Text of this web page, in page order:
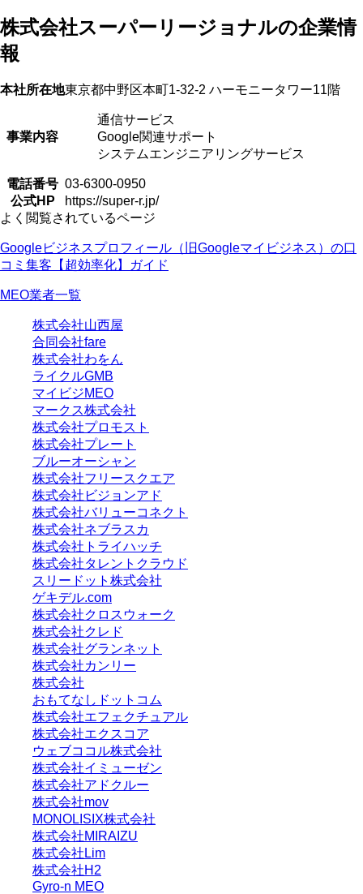
株式会社スーパーリージョナルの企業情
報
本社所在地東京都中野区本町1-32-2 ハーモニータワー11階
事業内容
通信サービス
Google関連サポート
システムエンジニアリングサービス
電話番号 03-6300-0950
公式HP
https://super-r.jp/
よく閲覧されているページ
Googleビジネスプロフィール（旧Googleマイビジネス）の口
コミ集客【超効率化】ガイド
MEO業者一覧
株式会社山西屋
合同会社fare
株式会社わをん
ライクルGMB
マイビジMEO
マークス株式会社
株式会社プロモスト
株式会社プレート
ブルーオーシャン
株式会社フリースクエア
株式会社ビジョンアド
株式会社バリューコネクト
株式会社ネブラスカ
株式会社トライハッチ
株式会社タレントクラウド
スリードット株式会社
ゲキデル.com
株式会社クロスウォーク
株式会社クレド
株式会社グランネット
株式会社カンリー
株式会社
おもてなしドットコム
株式会社エフェクチュアル
株式会社エクスコア
ウェブココル株式会社
株式会社イミューゼン
株式会社アドクルー
株式会社mov
MONOLISIX株式会社
株式会社MIRAIZU
株式会社Lim
株式会社H2
Gyro-n MEO